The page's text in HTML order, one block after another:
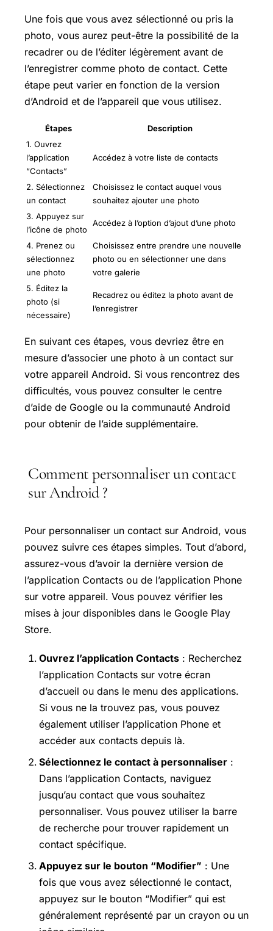
Une fois que vous avez sélectionné ou pris la
photo, vous aurez peut-être la possibilité de la
recadrer ou de l’éditer légèrement avant de
l’enregistrer comme photo de contact. Cette
étape peut varier en fonction de la version
d’Android et de l’appareil que vous utilisez.
Étapes
Description
1. Ouvrez
l’application
“Contacts”
Accédez à votre liste de contacts
2. Sélectionnez
un contact
Choisissez le contact auquel vous
souhaitez ajouter une photo
3. Appuyez sur
l’icône de photo
Accédez à l’option d’ajout d’une photo
4. Prenez ou
sélectionnez
une photo
Choisissez entre prendre une nouvelle
photo ou en sélectionner une dans
votre galerie
5. Éditez la
photo (si
nécessaire)
Recadrez ou éditez la photo avant de
l’enregistrer
En suivant ces étapes, vous devriez être en
mesure d’associer une photo à un contact sur
votre appareil Android. Si vous rencontrez des
difficultés, vous pouvez consulter le centre
d’aide de Google ou la communauté Android
pour obtenir de l’aide supplémentaire.
Comment personnaliser un contact
sur Android ?
Pour personnaliser un contact sur Android, vous
pouvez suivre ces étapes simples. Tout d’abord,
assurez-vous d’avoir la dernière version de
l’application Contacts ou de l’application Phone
sur votre appareil. Vous pouvez vérifier les
mises à jour disponibles dans le Google Play
Store.
Ouvrez l’application Contacts : Recherchez
l’application Contacts sur votre écran
d’accueil ou dans le menu des applications.
Si vous ne la trouvez pas, vous pouvez
également utiliser l’application Phone et
accéder aux contacts depuis là.
Sélectionnez le contact à personnaliser :
Dans l’application Contacts, naviguez
jusqu’au contact que vous souhaitez
personnaliser. Vous pouvez utiliser la barre
de recherche pour trouver rapidement un
contact spécifique.
Appuyez sur le bouton “Modifier” : Une
fois que vous avez sélectionné le contact,
appuyez sur le bouton “Modifier” qui est
généralement représenté par un crayon ou un